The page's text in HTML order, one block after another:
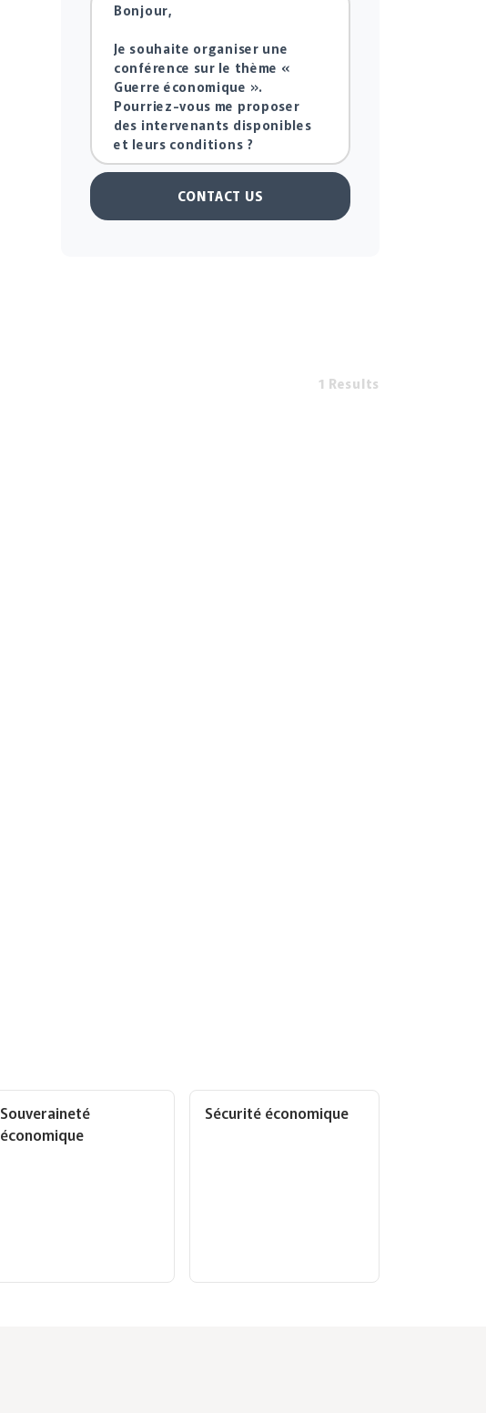
CONTACT US
1 Results
Souveraineté
économique
Sécurité économique